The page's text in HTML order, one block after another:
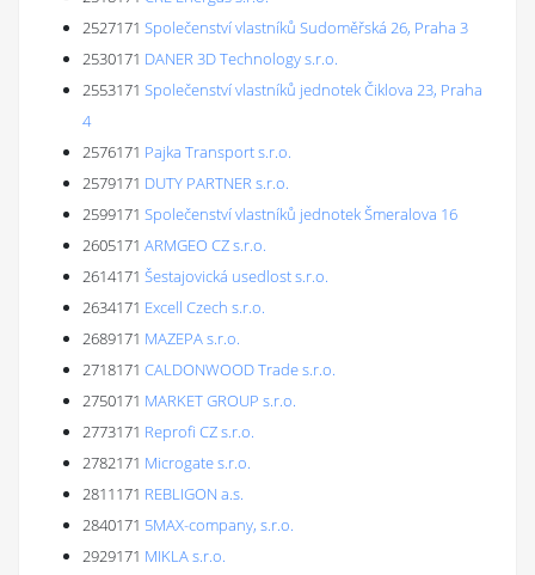
2527171 Společenství vlastníků Sudoměřská 26, Praha 3
2530171 DANER 3D Technology s.r.o.
2553171 Společenství vlastníků jednotek Čiklova 23, Praha
4
2576171 Pajka Transport s.r.o.
2579171 DUTY PARTNER s.r.o.
2599171 Společenství vlastníků jednotek Šmeralova 16
2605171 ARMGEO CZ s.r.o.
2614171 Šestajovická usedlost s.r.o.
2634171 Excell Czech s.r.o.
2689171 MAZEPA s.r.o.
2718171 CALDONWOOD Trade s.r.o.
2750171 MARKET GROUP s.r.o.
2773171 Reprofi CZ s.r.o.
2782171 Microgate s.r.o.
2811171 REBLIGON a.s.
2840171 5MAX-company, s.r.o.
2929171 MIKLA s.r.o.